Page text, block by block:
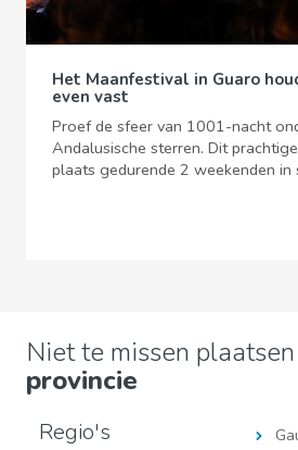
Het Maanfestival in Guaro
even vast
Proef de sfeer van 1001-nacht
Andalusische sterren. Dit
plaats gedurende 2 weekenden in
Niet te missen
provincie
Regio's